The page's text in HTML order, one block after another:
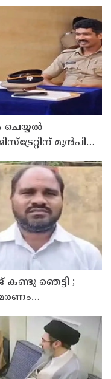
മുൻപില്‍
ഞെട്ടി ;
ഒളിവില്‍